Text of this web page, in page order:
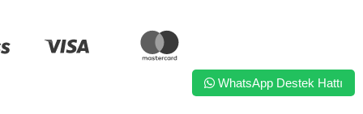
WhatsApp Destek Hattı